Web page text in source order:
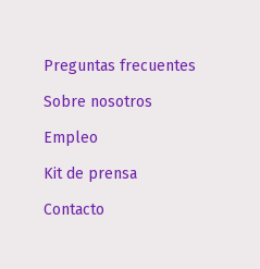
Preguntas frecuentes
Sobre nosotros
Empleo
Kit de prensa
Contacto